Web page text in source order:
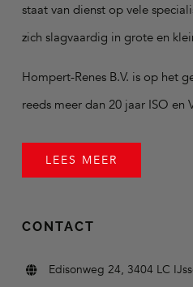
staat van dienst op vele
zich slagvaardig in grote en
Hompert-Renes B.V. is op het
reeds meer dan 20 jaar ISO en
LEES MEER
CONTACT
Edisonweg 24, 3404 LC